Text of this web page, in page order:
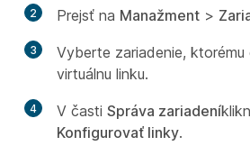
2 Prejsť na Manažment >
3
Vyberte zariadenie,
virtuálnu linku.
4 V časti Správa zariadení
Konfigurovať linky.